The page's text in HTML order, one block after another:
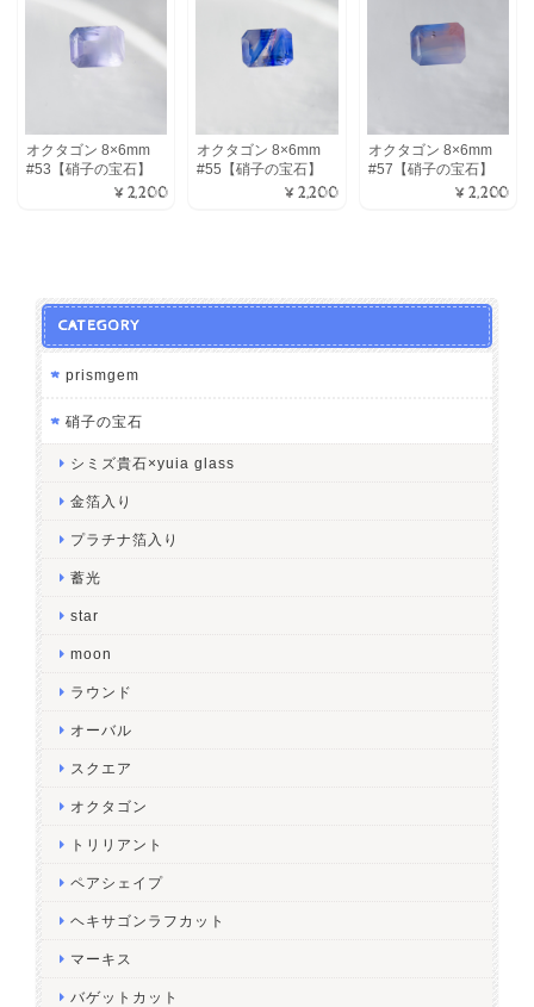
オクタゴン 8×6mm
#53【硝子の宝石】
¥2,200
オクタゴン 8×6mm
#55【硝子の宝石】
¥2,200
オクタゴン 8×6mm
#57【硝子の宝石】
¥2,200
CATEGORY
prismgem
硝子の宝石
シミズ貴石×yuia glass
金箔入り
プラチナ箔入り
蓄光
star
moon
ラウンド
オーバル
スクエア
オクタゴン
トリリアント
ペアシェイプ
ヘキサゴンラフカット
マーキス
バゲットカット